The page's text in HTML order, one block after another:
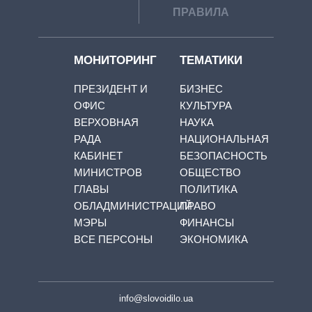
ПРАВИЛА
МОНИТОРИНГ
ПРЕЗИДЕНТ И
ОФИС
ВЕРХОВНАЯ
РАДА
КАБИНЕТ
МИНИСТРОВ
ГЛАВЫ
ОБЛАДМИНИСТРАЦИЙ
МЭРЫ
ВСЕ ПЕРСОНЫ
ТЕМАТИКИ
БИЗНЕС
КУЛЬТУРА
НАУКА
НАЦИОНАЛЬНАЯ
БЕЗОПАСНОСТЬ
ОБЩЕСТВО
ПОЛИТИКА
ПРАВО
ФИНАНСЫ
ЭКОНОМИКА
info@slovoidilo.ua